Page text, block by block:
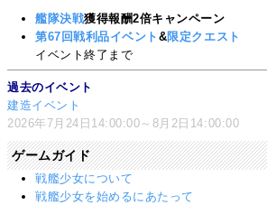
艦隊決戦獲得報酬2倍キャンペーン
第67回戦利品イベント &限定クエスト
イベント終了まで
過去のイベント
建造イベント
2026年7月24日14:00:00～8月2日14:00:00
ゲームガイド
戦艦少女について
戦艦少女を始めるにあたって